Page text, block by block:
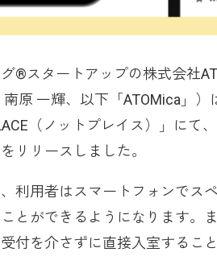
®︎スタートアップの株式会社
原 一輝、以下「ATOMica」
（ノットプレイス）」にて
リリースしました。
利用者はスマートフォンでス
とができるようになります。
付を介さずに直接入室するこ